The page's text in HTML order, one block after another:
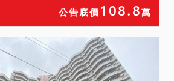
定人自理，請投標人注意。
八、本標為農舍之投標人應
符合「無自用農舍者」資格
始得投標，投標人於投標時
應於投標單內併附：1、稅捐
公告底價 108.8萬